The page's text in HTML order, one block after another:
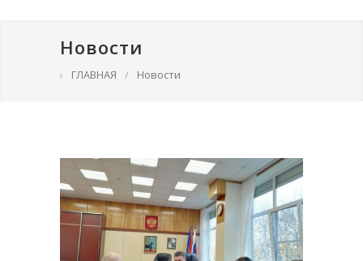
Новости
› ГЛАВНАЯ / Новости